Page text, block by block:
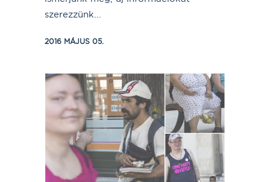
szerezzünk...
2016 MÁJUS 05.